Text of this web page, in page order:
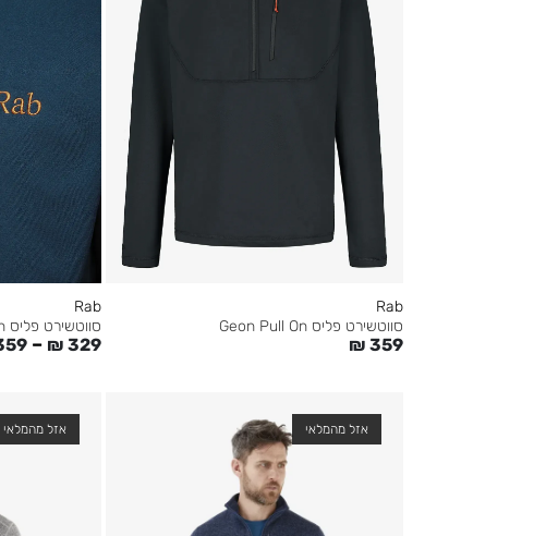
Rab
סווטשירט פליס Geon Pull On
₪ 359
Rab
סווטשירט פליס Geon Pull On
₪ 329
–
אזל מהמלאי אזל מהמלאי